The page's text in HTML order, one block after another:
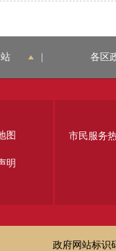
各区
图
明
市民服务
政府网站标识